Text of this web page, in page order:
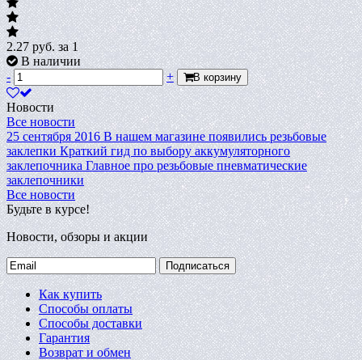
2.27руб.за 1
В наличии
-
+ В корзину
Новости
Все новости
25 сентября 2016 В нашем магазине появились резьбовые
заклепки Краткий гид по выбору аккумуляторного
заклепочника Главное про резьбовые пневматические
заклепочники
Все новости
Будьте в курсе!
Новости, обзоры и акции
Подписаться
Как купить
Способы оплаты
Способы доставки
Гарантия
Возврат и обмен